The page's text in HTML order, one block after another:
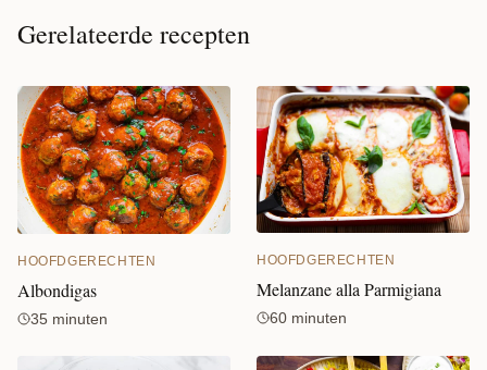
Gerelateerde recepten
HOOFDGERECHTEN
Albondigas
35 minuten
HOOFDGERECHTEN
Melanzane alla Parmigiana
60 minuten